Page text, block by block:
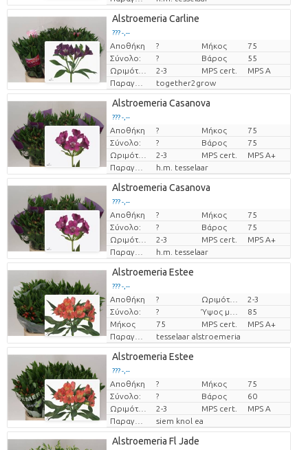
Alstroemeria Carline
??? -,--
Τιμή ανά τεμάχιο
Αποθήκη ? Μήκος
75
Σύνολο:
? Βάρος
55
Ωριμότητα
2-3 MPS cert.
MPS A
Παραγωγός
together2grow
Alstroemeria Casanova
??? -,--
Τιμή ανά τεμάχιο
Αποθήκη ? Μήκος
75
Σύνολο:
? Βάρος
75
Ωριμότητα
2-3 MPS cert.
MPS A+
Παραγωγός
h.m. tesselaar
Alstroemeria Casanova
??? -,--
Τιμή ανά τεμάχιο
Αποθήκη ? Μήκος
75
Σύνολο:
? Βάρος
75
Ωριμότητα
2-3 MPS cert.
MPS A+
Παραγωγός
h.m. tesselaar
Alstroemeria Estee
??? -,--
Τιμή ανά τεμάχιο
Αποθήκη ?
2-3
Σύνολο:
?
85
Μήκος
75 MPS cert.
MPS A+
Παραγωγός
tesselaar alstroemeria
Alstroemeria Estee
??? -,--
Τιμή ανά τεμάχιο
Αποθήκη ? Μήκος
75
Σύνολο:
? Βάρος
60
Ωριμότητα
2-3 MPS cert.
MPS A
Παραγωγός
siem knol ea
Alstroemeria Fl Jade